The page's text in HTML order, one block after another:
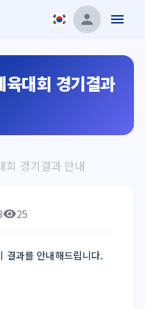
대회 경기결과
회 경기결과 안내
25
결과를 안내해드립니다.